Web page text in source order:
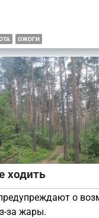
ОЖОГИ
ходить
о
за жары.